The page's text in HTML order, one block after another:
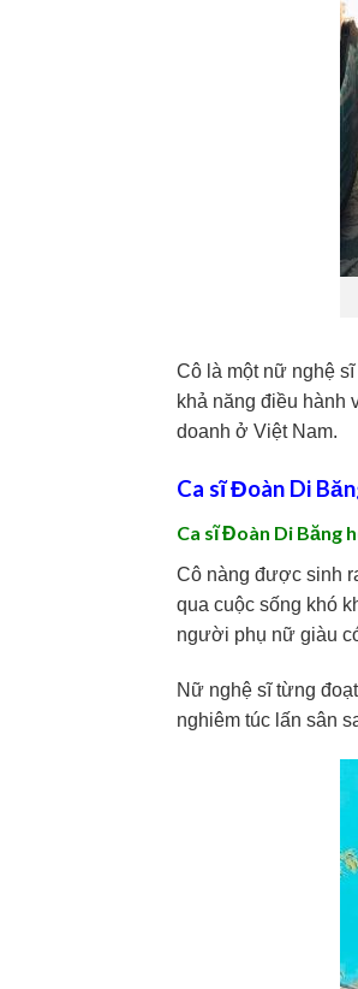
Cô là một nữ nghệ
khả năng điều hành
doanh ở Việt Nam.
Ca sĩ Đoàn Di
Ca sĩ Đoàn Di Băng
Cô nàng được sinh
qua cuộc sống khó
người phụ nữ giàu
Nữ nghệ sĩ từng
nghiêm túc lấn sân